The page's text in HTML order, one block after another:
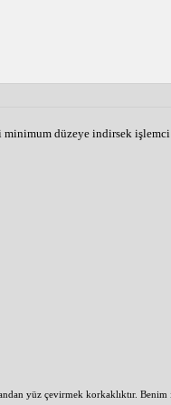
düzeye indirsek
yüz çevirmek korkaklıktır.